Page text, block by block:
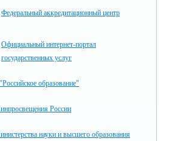
Федеральный аккредитационный центр
Официальный интернет-портал
государственных услуг
образование"
России
науки и высшего образования